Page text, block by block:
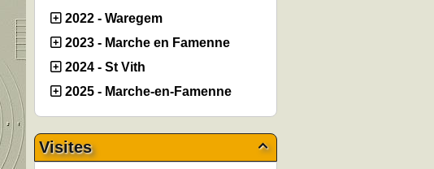
2022 - Waregem
2023 - Marche en Famenne
2024 - St Vith
2025 - Marche-en-Famenne

Visites